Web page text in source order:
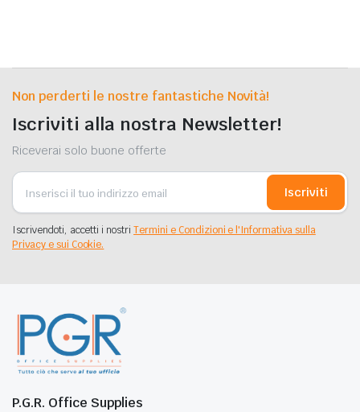
Non perderti le nostre fantastiche Novità!
Iscriviti alla nostra Newsletter!
Riceverai solo buone offerte
Iscriviti
Iscrivendoti, accetti i nostriTermini e Condizioni e l'Informativa sulla
Privacy e sui Cookie.
P.G.R. Office Supplies